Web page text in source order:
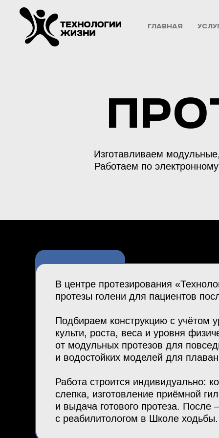
Главная
Изготавливаем
Работаем по
В центре протезирования
протезы голени для пациентов
Подбираем конструкцию с учётом
культи, роста, веса и уровня
от модульных протезов для
и водостойких моделей для
Работа строится индивидуально:
слепка, изготовление приёмной
и выдача готового протеза. После
с реабилитологом в Школе ходьбы.